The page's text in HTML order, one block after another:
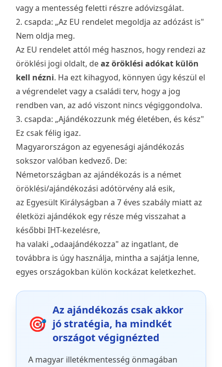
vagy a mentesség feletti részre adóvizsgálat.
2. csapda: „Az EU rendelet megoldja az adózást is"
Nem oldja meg.
Az EU rendelet attól még hasznos, hogy rendezi az
öröklési jogi oldalt, deaz öröklési adókat külön
kell nézni. Ha ezt kihagyod, könnyen úgy készül el
a végrendelet vagy a családi terv, hogy a jog
rendben van, az adó viszont nincs végiggondolva.
3. csapda: „Ajándékozzunk még életében, és kész"
Ez csak félig igaz.
Magyarországon az egyenesági ajándékozás
sokszor valóban kedvező. De:
Németországban az ajándékozás is a német
öröklési/ajándékozási adótörvény alá esik,
az Egyesült Királyságban a 7 éves szabály miatt az
életközi ajándékok egy része még visszahat a
későbbi IHT-kezelésre,
ha valaki „odaajándékozza" az ingatlant, de
továbbra is úgy használja, mintha a sajátja lenne,
egyes országokban külön kockázat keletkezhet.
🎯
Az ajándékozás csak akkor
jó stratégia, ha mindkét
országot végignézted
A magyar illetékmentesség önmagában